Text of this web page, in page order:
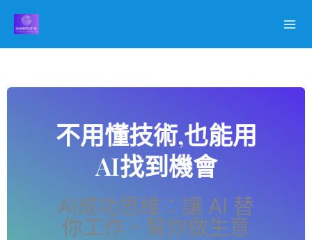
主
不用懂技術,也能用
AI找到機會
AI成功思維：讓 AI 替
你工作、幫你做生意